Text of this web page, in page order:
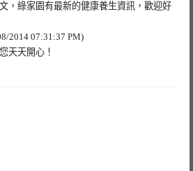
，綠家園有最新的健康養生資訊，歡迎好
2014 07:31:37 PM)
天天開心！